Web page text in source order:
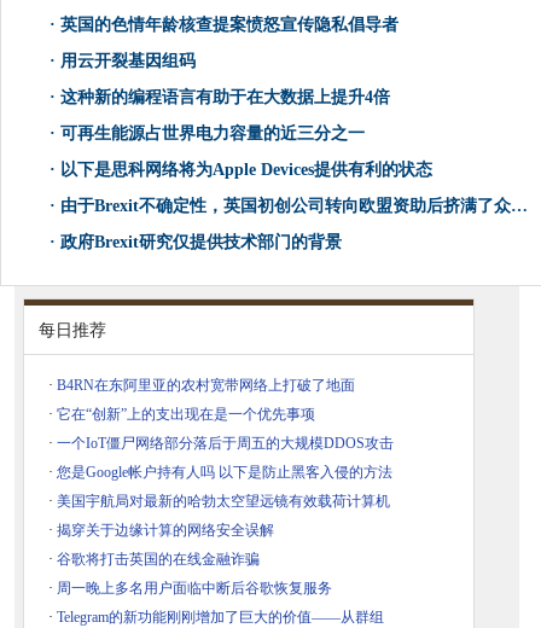
· 英国的色情年龄核查提案愤怒宣传隐私倡导者
· 用云开裂基因组码
· 这种新的编程语言有助于在大数据上提升4倍
· 可再生能源占世界电力容量的近三分之一
· 以下是思科网络将为Apple Devices提供有利的状态
· 由于Brexit不确定性，英国初创公司转向欧盟资助后挤满了众所周知
· 政府Brexit研究仅提供技术部门的背景
每日推荐
· B4RN在东阿里亚的农村宽带网络上打破了地面
· 它在“创新”上的支出现在是一个优先事项
· 一个IoT僵尸网络部分落后于周五的大规模DDOS攻击
· 您是Google帐户持有人吗 以下是防止黑客入侵的方法
· 美国宇航局对最新的哈勃太空望远镜有效载荷计算机
· 揭穿关于边缘计算的网络安全误解
· 谷歌将打击英国的在线金融诈骗
· 周一晚上多名用户面临中断后谷歌恢复服务
· Telegram的新功能刚刚增加了巨大的价值——从群组